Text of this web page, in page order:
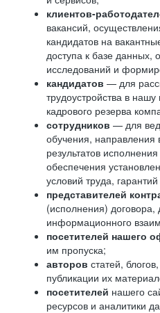
клиентов-
вакансий,
кандидатов на
доступа к базе данных,
исследований и
кандидатов — для
трудоустройства в
кадрового резерва
сотрудников — для
обучения, направления
результатов
обеспечения
условий труда,
представителей
(исполнения)
информационного
посетителей нашего
им пропуска;
авторов статей,
публикации их
посетителей нашего
ресурсов и аналитики